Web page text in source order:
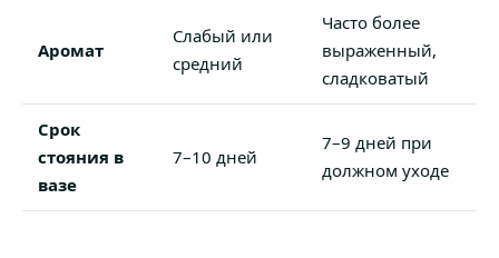
Аромат
Слабый или
средний
Часто более
выраженный,
сладковатый
Срок
стояния в
вазе
7–10 дней
7–9 дней при
должном уходе